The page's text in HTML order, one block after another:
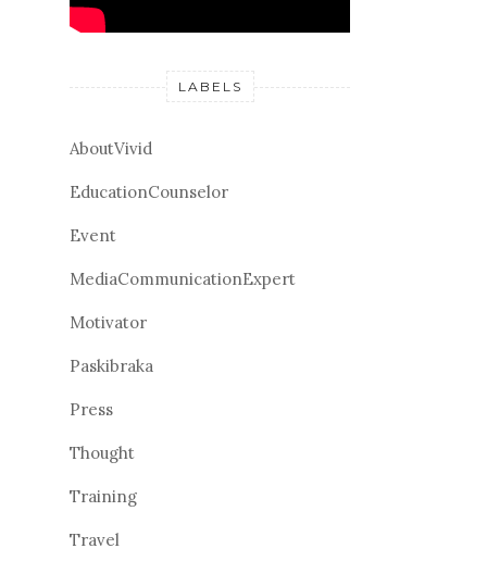
LABELS
AboutVivid
EducationCounselor
Event
MediaCommunicationExpert
Motivator
Paskibraka
Press
Thought
Training
Travel